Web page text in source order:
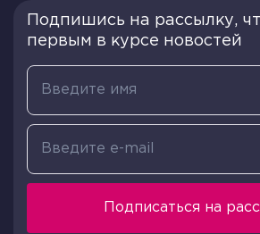
Подпишись на рассылку,
первым в курсе новостей
Подписаться на